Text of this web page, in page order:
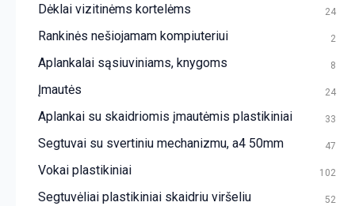
Dėklai vizitinėms kortelėms 24
Rankinės nešiojamam kompiuteriui 2
Aplankalai sąsiuviniams, knygoms 8
Įmautės 24
Aplankai su skaidriomis įmautėmis plastikiniai 33
Segtuvai su svertiniu mechanizmu, a4 50mm 47
Vokai plastikiniai 102
Segtuvėliai plastikiniai skaidriu viršeliu 52